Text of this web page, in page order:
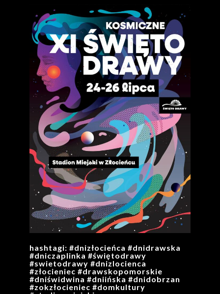
hashtagi: #dnizłocieńca #dnidrawska
#dniczaplinka #świętodrawy
#swietodrawy #dnizlocienca
#złocieniec #drawskopomorskie
#dniświdwina #dniińska #dnidobrzan
#zokzłocieniec #domkultury